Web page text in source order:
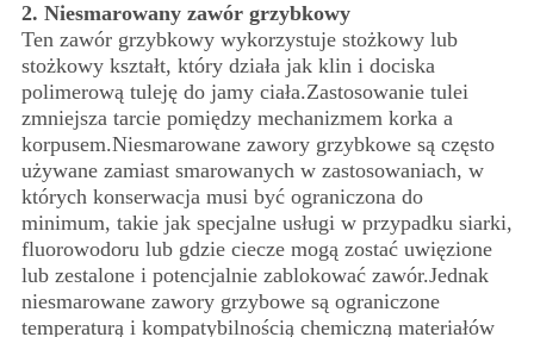
2. Niesmarowany zawór grzybkowy
Ten zawór grzybkowy wykorzystuje stożkowy lub
stożkowy kształt, który działa jak klin i dociska
polimerową tuleję do jamy ciała.Zastosowanie tulei
zmniejsza tarcie pomiędzy mechanizmem korka a
korpusem.Niesmarowane zawory grzybkowe są często
używane zamiast smarowanych w zastosowaniach, w
których konserwacja musi być ograniczona do
minimum, takie jak specjalne usługi w przypadku siarki,
fluorowodoru lub gdzie ciecze mogą zostać uwięzione
lub zestalone i potencjalnie zablokować zawór.Jednak
niesmarowane zawory grzybowe są ograniczone
temperaturą i kompatybilnością chemiczną materiałów